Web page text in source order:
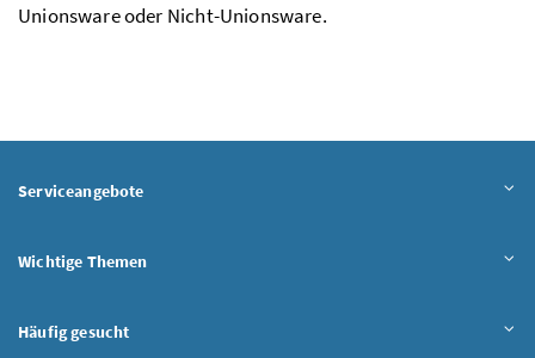
Unionsware oder Nicht-Unionsware.
Serviceangebote
Wichtige Themen
Häufig gesucht